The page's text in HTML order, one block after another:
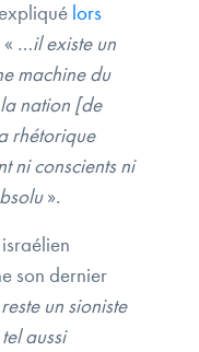
lors
« …il existe un
machine du
nation [de
rhétorique
ni conscients ni
».
son dernier
un sioniste
aussi